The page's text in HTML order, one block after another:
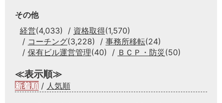
その他
経営(4,033) 資格取得(1,570)
コーチング(3,228) 事務所移転(24)
保有ビル運営管理(40) ＢＣＰ・防災 (50)
≪表示順≫
新着順 / 人気順